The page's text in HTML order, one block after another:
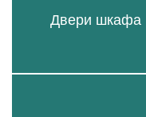
Двери шкафа